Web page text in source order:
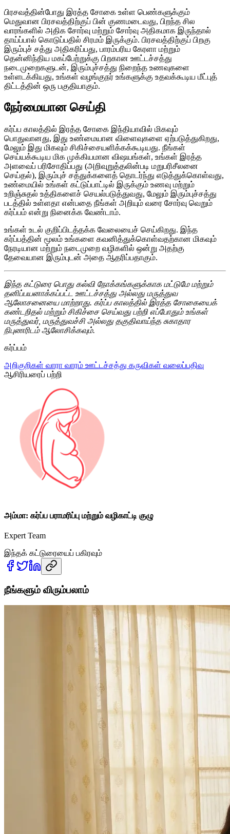
பிரசவத்தின்போது இரத்த சோகை உள்ள பெண்களுக்கும்
மெதுவான பிரசவத்திற்குப் பின் குணமடைவது, பிறந்த சில
வாரங்களில் அதிக சோர்வு மற்றும் சோர்வு அதிகமாக இருந்தால்
தாய்ப்பால் கொடுப்பதில் சிரமம் இருக்கும். பிரசவத்திற்குப் பிறகு
இரும்புச் சத்து அதிகரிப்பது, பாரம்பரிய கேரளா மற்றும்
தென்னிந்திய மகப்பேற்றுக்கு பிறகான ஊட்டச்சத்து
நடைமுறைகளுடன், இரும்புச்சத்து நிறைந்த உணவுகளை
உள்ளடக்கியது, உங்கள் வழங்குநர் உங்களுக்கு உதவக்கூடிய மீட்புத்
திட்டத்தின் ஒரு பகுதியாகும்.
நேர்மையான செய்தி
கர்ப்ப காலத்தில் இரத்த சோகை இந்தியாவில் மிகவும்
பொதுவானது, இது உண்மையான விளைவுகளை ஏற்படுத்துகிறது,
மேலும் இது மிகவும் சிகிச்சையளிக்கக்கூடியது. நீங்கள்
செய்யக்கூடிய மிக முக்கியமான விஷயங்கள், உங்கள் இரத்த
அளவைப் பரிசோதிப்பது (அறிவுறுத்தலின்படி மறுபரிசீலனை
செய்தல்), இரும்புச் சத்துக்களைத் தொடர்ந்து எடுத்துக்கொள்வது,
உண்மையில் உங்கள் கட்டுப்பாட்டில் இருக்கும் உணவு மற்றும்
உறிஞ்சுதல் உத்திகளைச் செயல்படுத்துவது, மேலும் இரும்புச்சத்து
படத்தில் உள்ளதா என்பதை நீங்கள் அறியும் வரை சோர்வு வெறும்
கர்ப்பம் என்று நினைக்க வேண்டாம்.
உங்கள் உடல் குறிப்பிடத்தக்க வேலையைச் செய்கிறது. இந்த
கர்ப்பத்தின் மூலம் உங்களை கவனித்துக்கொள்வதற்கான மிகவும்
நேரடியான மற்றும் நடைமுறை வழிகளில் ஒன்று அதற்கு
தேவையான இரும்புடன் அதை ஆதரிப்பதாகும்.
இந்த கட்டுரை பொது கல்வி நோக்கங்களுக்காக மட்டுமே மற்றும்
தனிப்பயனாக்கப்பட்ட ஊட்டச்சத்து அல்லது மருத்துவ
ஆலோசனையை மாற்றாது. கர்ப்ப காலத்தில் இரத்த சோகையைக்
கண்டறிதல் மற்றும் சிகிச்சை செய்வது பற்றி எப்போதும் உங்கள்
மருத்துவர், மருத்துவச்சி அல்லது தகுதிவாய்ந்த சுகாதார
நிபுணரிடம் ஆலோசிக்கவும்.
கர்ப்பம்
அறிகுறிகள் வாரா வாரம் ஊட்டச்சத்து கருவிகள் வலைப்பதிவு
ஆசிரியரைப் பற்றி
அம்மா: கர்ப்ப பராமரிப்பு மற்றும் வழிகாட்டி குழு
Expert Team
இந்தக் கட்டுரையைப் பகிரவும்
நீங்களும் விரும்பலாம்